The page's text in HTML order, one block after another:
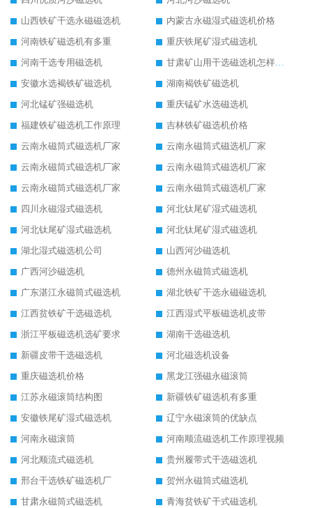
山西铁矿干选永磁磁选机
内蒙古永磁湿式磁选机价格
河南铁矿磁选机有多重
重庆铁尾矿湿式磁选机
河南干选专用磁选机
甘肃矿山用干选磁选机怎样调磁
安徽水选褐铁矿磁选机
湖南褐铁矿磁选机
河北锰矿强磁选机
重庆锰矿水选磁选机
福建铁矿磁选机工作原理
吉林铁矿磁选机价格
云南永磁筒式磁选机厂家
云南永磁筒式磁选机厂家
云南永磁筒式磁选机厂家
云南永磁筒式磁选机厂家
云南永磁筒式磁选机厂家
云南永磁筒式磁选机厂家
四川永磁湿式磁选机
河北钛尾矿湿式磁选机
河北钛尾矿湿式磁选机
河北钛尾矿湿式磁选机
湖北湿式磁选机公司
山西河沙磁选机
广西河沙磁选机
德州永磁筒式磁选机
广东湛江永磁筒式磁选机
湖北铁矿干选永磁磁选机
江西贫铁矿干选磁选机
江西湿式平板磁选机皮带
浙江平板磁选机选矿要求
湖南干选磁选机
新疆皮带干选磁选机
河北磁选机设备
重庆磁选机价格
黑龙江强磁永磁滚筒
江苏永磁滚筒结构图
新疆铁矿磁选机有多重
安徽铁尾矿湿式磁选机
辽宁永磁滚筒的优缺点
河南永磁滚筒
河南顺流磁选机工作原理视频
河北顺流式磁选机
贵州履带式干选磁选机
邢台干选铁矿磁选机厂
贺州永磁筒式磁选机
甘肃永磁筒式磁选机
青海贫铁矿干式磁选机